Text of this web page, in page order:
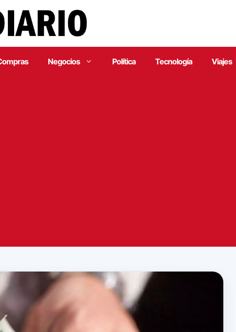
Negocios Política Tecnología Viajes